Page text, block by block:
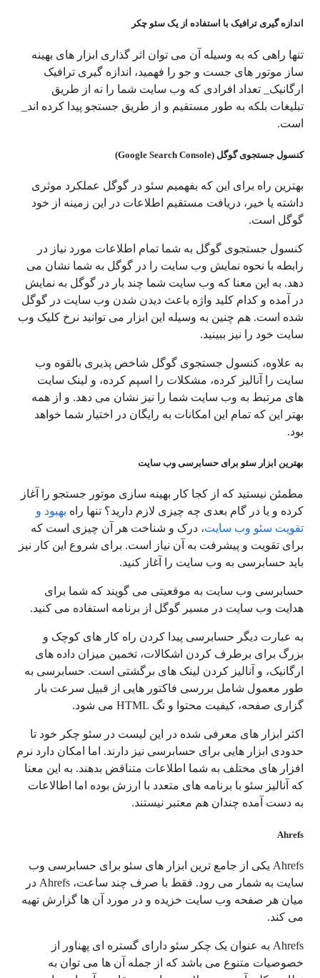
اندازه گیری ترافیک با استفاده از یک سئو چکر
تنها راهی که به وسیله آن می توان اثر گذاری ابزار های بهینه
ساز موتور های جست و جو را فهمید، اندازه گیری ترافیک
ارگانیک_ تعداد افرادی که وب سایت شما را نه از طریق
تبلیغات بلکه به طور مستقیم و از طریق جستجو پیدا کرده اند_
است.
کنسول جستجوی گوگل (Google Search Console)
بهترین راه برای این که بفهمیم سئو در گوگل عملکرد موثری
داشته یا خیر، دریافت مستقیم اطلاعات در این زمینه از خود
گوگل است.
کنسول جستجوی گوگل به شما تمام اطلاعات مورد نیاز در
رابطه با نحوه نمایش وب سایت را در گوگل به شما نشان می
دهد. به این معنا که وب سایت شما چند بار در گوگل به نمایش
در آمده و کدام کلید واژه باعث دیدن شدن وب سایت در گوگل
شده است. هم چنین به وسیله این ابزار می توانید نرخ کلیک وب
سایت خود را نیز ببینید.
به علاوه، کنسول جستجوی گوگل شاخص پذیری بالقوه وب
سایت را آنالیز کرده، مشکلات را اسپم کرده، و لینک سایت
های مرتبط به وب سایت شما را نیز نشان می دهد. و از همه
بهتر این که تمام این امکانات به رایگان در اختیار شما خواهد
بود.
بهترین ابزار سئو برای حسابرسی وب سایت
مطمئن نیستید که از کجا کار بهینه سازی موتور جستجو را آغاز
کرده و یا در گام بعدی چه چیزی لازم دارید؟ تنها راه بهبود و
تقویت سئو وب سایت، درک و شناخت هر آن چیزی است که
برای تقویت و پیشرفت به آن نیاز است. برای شروع این کار نیز
باید حسابرسی به وب سایت را آغاز کنید.
حسابرسی وب سایت به موقعیتی می گویند که شما برای
هدایت وب سایت در مسیر گوگل از برنامه استفاده می کنید.
به عبارت دیگر حسابرسی پیدا کردن راه کار های کوچک و
بزرگ برای برطرف کردن اشکالات، تخمین میزان داده های
ارگانیک، و آنالیز کردن لینک های برگشتی است. حسابرسی به
طور معمول شامل بررسی فاکتور هایی از قبیل سرعت بار
گزاری صفحه، کیفیت محتوا و تگ HTML می شود.
اکثر ابزار های معرفی شده در این لیست در سئو چکر خود تا
حدودی ابزار هایی برای حسابرسی نیز دارند. اما امکان دارد نرم
افزار های مختلف به شما اطلاعات متناقض بدهند. به این معنا
که آنالیز سئو با برنامه های متعدد با ارزش بوده اما اطالاعات
به دست آمده چندان هم معتبر نیستند.
Ahrefs
Ahrefs یکی از جامع ترین ابزار های سئو برای حسابرسی وب
سایت به شمار می رود. فقط با صرف چند ساعت، Ahrefs در
میان هر صفحه وب سایت خزیده و در مورد آن ها گزارش تهیه
می کند.
Ahrefs به عنوان یک چکر سئو دارای گستره ای پهناور از
خصوصیات متنوع می باشد که از جمله آن ها می توان به